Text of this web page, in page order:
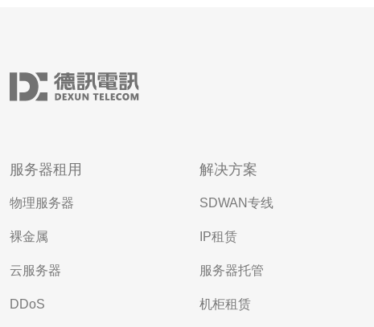
服务器租用
物理服务器
裸金属
云服务器
DDoS
解决方案
SDWAN专线
IP租赁
服务器托管
机柜租赁